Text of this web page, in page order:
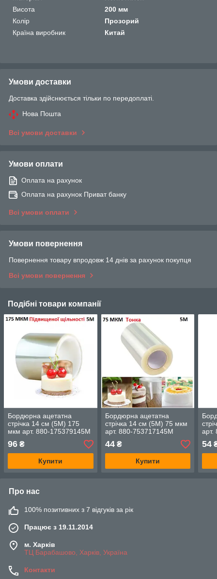
Висота
200 мм
Колір
Прозорий
Країна виробник
Китай
Умови доставки
Доставка здійснюється тільки по передоплаті.
Нова Пошта
Всі умови доставки
Умови оплати
Оплата на рахунок
Оплата на рахунок Приват банку
Всі умови оплати
Умови повернення
Повернення товару впродовж 14 днів за рахунок покупця
Всі умови повернення
Подібні товари компанії
Бордюрна ацетатна
стрічка 14 см (5М) 175
мкм арт. 880-175379145М
96 ₴
Купити
Бордюрна ацетатна
стрічка 14 см (5М) 75 мкм
арт. 880-753717145М
44₴
Купити
54
Про нас
100% позитивних з 7 відгуків за рік
Працює з 19.11.2014
м. Харків
ТЦ Барабашово, Харків, Україна
Контакти